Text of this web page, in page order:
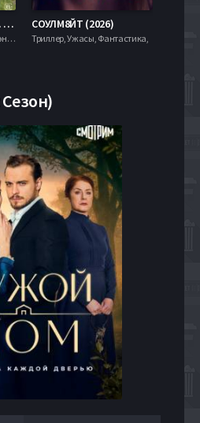
Последний богатырь. Колобок (2026)
Комедия, Приключения, Фэнтези,
СОУЛМ8ЙТ (2026)
Триллер, Ужасы, Фантастика,